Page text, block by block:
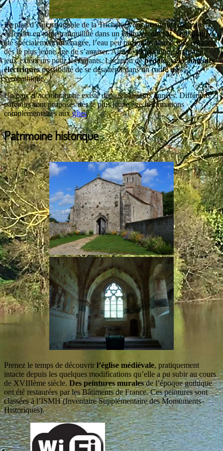
Le plan d’eau navigable de la Tricherie vous permettent de vous
détendre en toute tranquillité dans un cadre verdoyant. Uneplagea
été spécialement aménagée, l’eau peu profonde permet aux enfants
dès le plus jeune âge de s’amuser. Aire de pique-nique ombragé,
jeux extérieurs pour les enfants. Location depédalo,vélo,bateaux
électriquespossibilité de se désaltérer dans un cadre très
sympathique.
Un parc d’accrobranche existe depuis plusieurs années. Différents
parcours sont proposés dès le plus jeune âge.Informations
complémentaires auxgîtes.
Patrimoine historique
Prenez le temps de découvrir l’église médiévale, pratiquement
intacte depuis les quelques modifications qu’elle a pu subir au cours
de XVIIIème siècle. Des peintures muralesde l’époque gothique
ont été restaurées par les Bâtiments de France. Ces peintures sont
classées à l’ISMH (Inventaire Supplémentaire des Momuments
Historiques).